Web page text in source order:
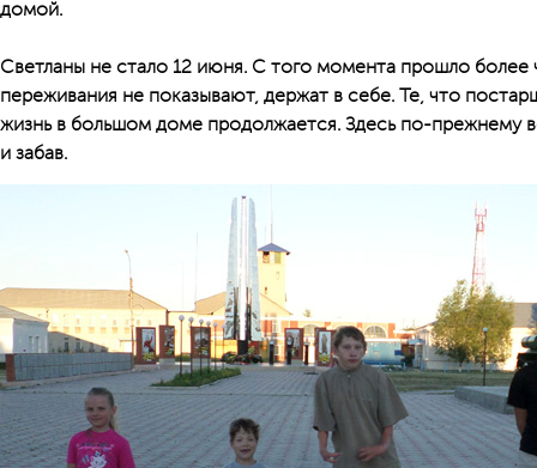
домой.
Светланы не стало 12 июня. С того момента прошло более
переживания не показывают, держат в себе. Те, что
жизнь в большом доме продолжается. Здесь по-прежнему
и забав.